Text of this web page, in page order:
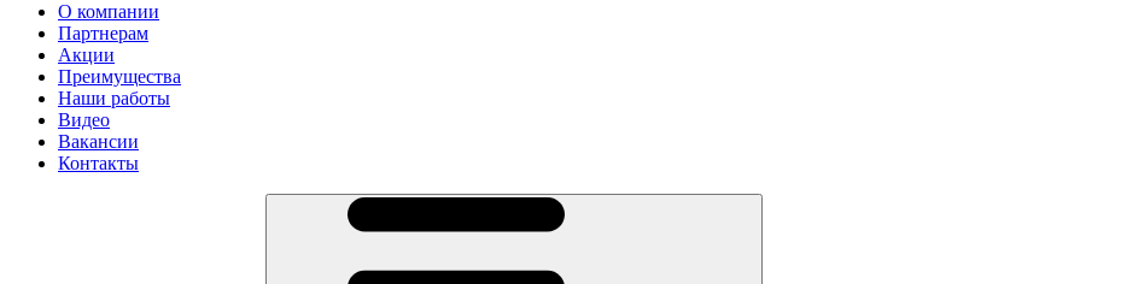
О компании
Партнерам
Акции
Преимущества
Наши работы
Видео
Вакансии
Контакты